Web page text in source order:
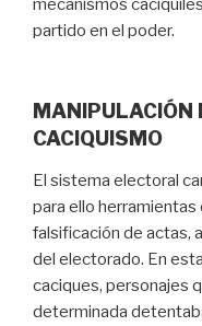
mecanismos
partido en el poder.
MANIPULACIÓN
CACIQUISMO
El sistema electoral
para ello
falsificación de actas,
del electorado. En
caciques, personajes
determinada